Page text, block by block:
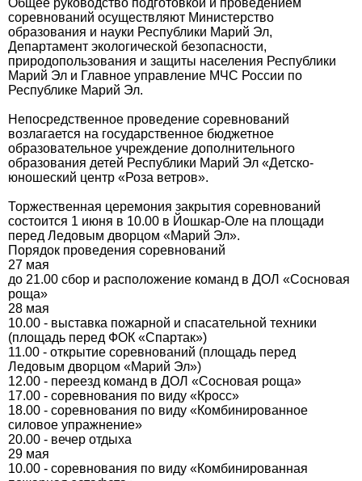
Общее руководство подготовкой и проведением
соревнований осуществляют Министерство
образования и науки Республики Марий Эл,
Департамент экологической безопасности,
природопользования и защиты населения Республики
Марий Эл и Главное управление МЧС России по
Республике Марий Эл.
Непосредственное проведение соревнований
возлагается на государственное бюджетное
образовательное учреждение дополнительного
образования детей Республики Марий Эл «Детско-
юношеский центр «Роза ветров».
Торжественная церемония закрытия соревнований
состоится 1 июня в 10.00 в Йошкар-Оле на площади
перед Ледовым дворцом «Марий Эл».
Порядок проведения соревнований
27 мая
до 21.00 сбор и расположение команд в ДОЛ «Сосновая
роща»
28 мая
10.00 - выставка пожарной и спасательной техники
(площадь перед ФОК «Спартак»)
11.00 - открытие соревнований (площадь перед
Ледовым дворцом «Марий Эл»)
12.00 - переезд команд в ДОЛ «Сосновая роща»
17.00 - соревнования по виду «Кросс»
18.00 - соревнования по виду «Комбинированное
силовое упражнение»
20.00 - вечер отдыха
29 мая
10.00 - соревнования по виду «Комбинированная